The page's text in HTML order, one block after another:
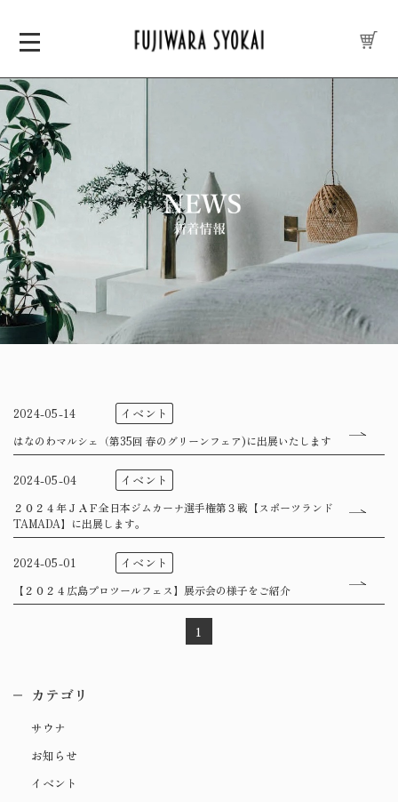
2024-05-14 イベント
はなのわマルシェ（第35回 春のグリーンフェア)に出展いたします
2024-05-04 イベント
２０２４年ＪＡＦ全日本ジムカーナ選手権第３戦【スポーツランド
TAMADA】に出展します。
2024-05-01 イベント
【２０２４広島プロツールフェス】展示会の様子をご紹介
1
カテゴリ
サウナ
お知らせ
イベント